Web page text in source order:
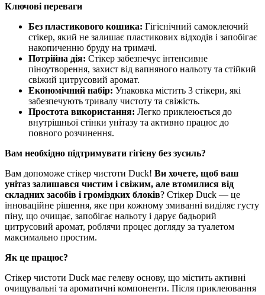
Ключові переваги
Без пластикового кошика: Гігієнічний самоклеючий
стікер, який не залишає пластикових відходів і запобігає
накопиченню бруду на тримачі.
Потрійна дія: Стікер забезпечує інтенсивне
піноутворення, захист від вапняного нальоту та стійкий
свіжий цитрусовий аромат.
Економічний набір: Упаковка містить 3 стікери, які
забезпечують тривалу чистоту та свіжість.
Простота використання: Легко приклеюється до
внутрішньої стінки унітазу та активно працює до
повного розчинення.
Вам необхідно підтримувати гігієну без зусиль?
Вам допоможе стікер чистоти Duck! Ви хочете, щоб ваш
унітаз залишався чистим і свіжим, але втомилися від
складних засобів і громіздких блоків? Стікер Duck — це
інноваційне рішення, яке при кожному змиванні виділяє густу
піну, що очищає, запобігає нальоту і дарує бадьорий
цитрусовий аромат, роблячи процес догляду за туалетом
максимально простим.
Як це працює?
Стікер чистоти Duck має гелеву основу, що містить активні
очищувальні та ароматичні компоненти. Після приклеювання